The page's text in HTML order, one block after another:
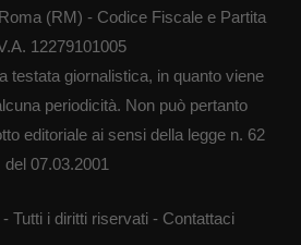
(RM) - Codice Fiscale e Partita
12279101005
testata giornalistica, in quanto viene
periodicità. Non può pertanto
editoriale ai sensi della legge n. 62
del 07.03.2001
Tutti i diritti riservati - Contattaci